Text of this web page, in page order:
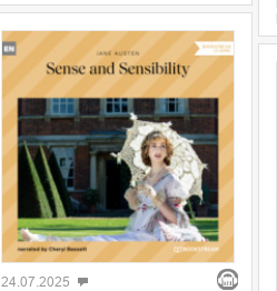
24.07.2025